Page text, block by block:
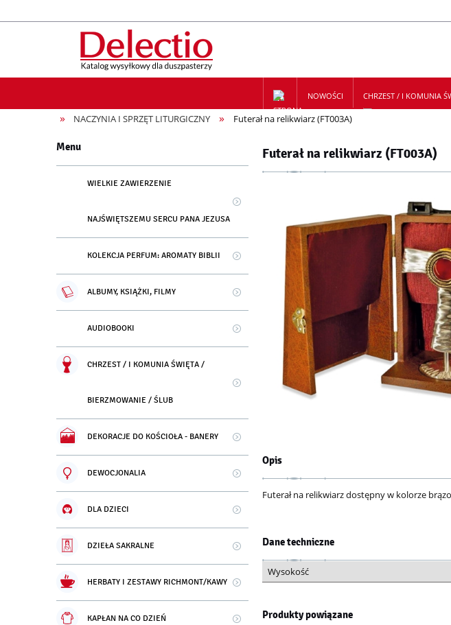
NOWOŚCI CHRZEST / I KOMUNIA
ZAPIS NA NEWSLETTER
» NACZYNIA I SPRZĘT LITURGICZNY » Futerał na relikwiarz (FT003A)
Menu
WIELKIE ZAWIERZENIE
NAJŚWIĘTSZEMU SERCU PANA JEZUSA
KOLEKCJA PERFUM: AROMATY BIBLII
ALBUMY, KSIĄŻKI, FILMY
AUDIOBOOKI
CHRZEST / I KOMUNIA ŚWIĘTA /
BIERZMOWANIE / ŚLUB
DEKORACJE DO KOŚCIOŁA - BANERY
DEWOCJONALIA
DLA DZIECI
DZIEŁA SAKRALNE
HERBATY I ZESTAWY RICHMONT/KAWY
KAPŁAN NA CO DZIEŃ
Futerał na relikwiarz (FT003A)
Opis
Futerał na relikwiarz dostępny w kolorze
Dane techniczne
Wysokość
Produkty powiązane